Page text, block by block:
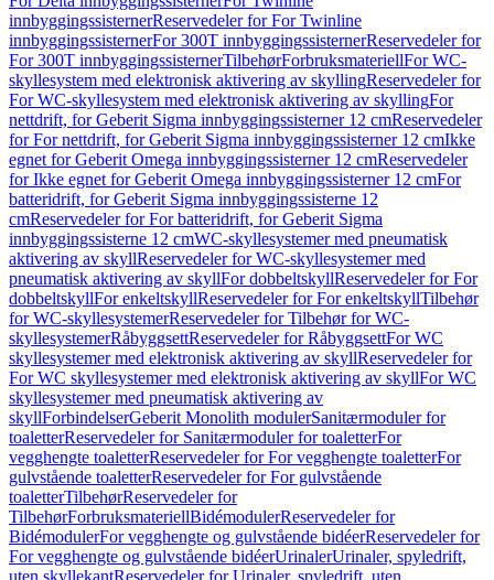
innbyggingssisternerReservedeler for For Twinline
innbyggingssisternerFor 300T innbyggingssisternerReservedeler for
For 300T innbyggingssisternerTilbehørForbruksmateriellFor WC-
skyllesystem med elektronisk aktivering av skyllingReservedeler for
For WC-skyllesystem med elektronisk aktivering av skyllingFor
nettdrift, for Geberit Sigma innbyggingssisterner 12 cmReservedeler
for For nettdrift, for Geberit Sigma innbyggingssisterner 12 cmIkke
egnet for Geberit Omega innbyggingssisterner 12 cmReservedeler
for Ikke egnet for Geberit Omega innbyggingssisterner 12 cmFor
batteridrift, for Geberit Sigma innbyggingssisterne 12
cmReservedeler for For batteridrift, for Geberit Sigma
innbyggingssisterne 12 cmWC-skyllesystemer med pneumatisk
aktivering av skyllReservedeler for WC-skyllesystemer med
pneumatisk aktivering av skyllFor dobbeltskyllReservedeler for For
dobbeltskyllFor enkeltskyllReservedeler for For enkeltskyllTilbehør
for WC-skyllesystemerReservedeler for Tilbehør for WC-
skyllesystemerRåbyggsettReservedeler for RåbyggsettFor WC
skyllesystemer med elektronisk aktivering av skyllReservedeler for
For WC skyllesystemer med elektronisk aktivering av skyllFor WC
skyllesystemer med pneumatisk aktivering av
skyllForbindelserGeberit Monolith modulerSanitærmoduler for
toaletterReservedeler for Sanitærmoduler for toaletterFor
vegghengte toaletterReservedeler for For vegghengte toaletterFor
gulvstående toaletterReservedeler for For gulvstående
toaletterTilbehørReservedeler for
TilbehørForbruksmateriellBidémodulerReservedeler for
BidémodulerFor vegghengte og gulvstående bidéerReservedeler for
For vegghengte og gulvstående bidéerUrinalerUrinaler, spyledrift,
uten skyllekantReservedeler for Urinaler, spyledrift, uten